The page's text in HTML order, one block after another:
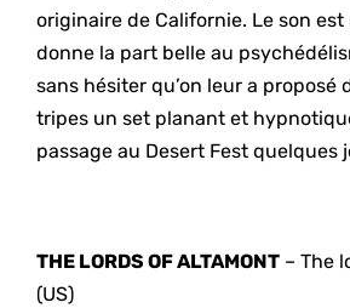
originaire de Californie. Le son
donne la part belle au
sans hésiter qu’on leur a proposé
tripes un set planant et
passage au Desert Fest quelques
THE LORDS OF ALTAMONT – The
(US)